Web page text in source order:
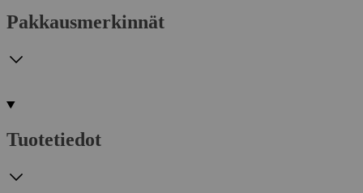
Pakkausmerkinnät
Tuotetiedot